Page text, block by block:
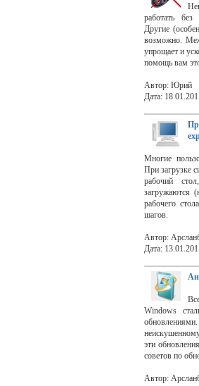
работать
Другие
возможно.
упрощает и
помощь вам
Автор: Юрий
Дата:
Многие
При загрузке
рабочий
загружаются
рабочего
шагов.
Автор:
Дата:
Windows
эти
советов по
Автор: